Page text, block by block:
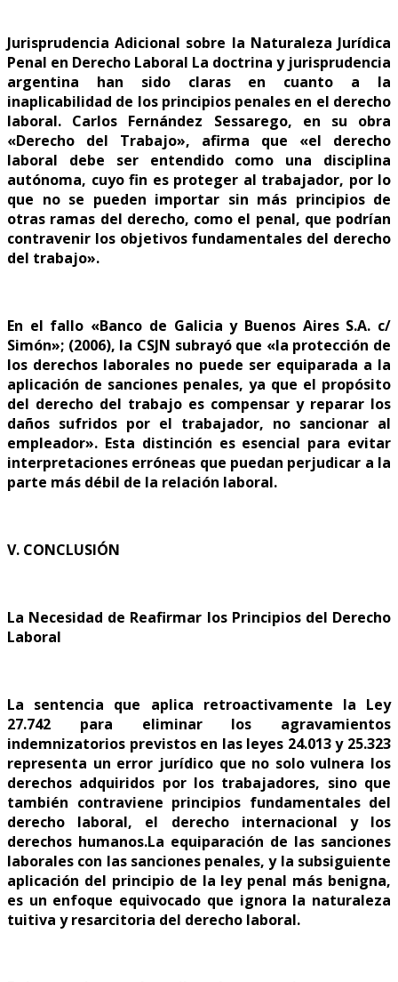
Jurisprudencia Adicional sobre la Naturaleza Jurídica
Penal en Derecho Laboral La doctrina y jurisprudencia
argentina han sido claras en cuanto a la
inaplicabilidad de los principios penales en el derecho
laboral. Carlos Fernández Sessarego, en su obra
«Derecho del Trabajo», afirma que «el derecho
laboral debe ser entendido como una disciplina
autónoma, cuyo fin es proteger al trabajador, por lo
que no se pueden importar sin más principios de
otras ramas del derecho, como el penal, que podrían
contravenir los objetivos fundamentales del derecho
del trabajo».
En el fallo «Banco de Galicia y Buenos Aires S.A. c/
Simón»; (2006), la CSJN subrayó que «la protección de
los derechos laborales no puede ser equiparada a la
aplicación de sanciones penales, ya que el propósito
del derecho del trabajo es compensar y reparar los
daños sufridos por el trabajador, no sancionar al
empleador». Esta distinción es esencial para evitar
interpretaciones erróneas que puedan perjudicar a la
parte más débil de la relación laboral.
V. CONCLUSIÓN
La Necesidad de Reafirmar los Principios del Derecho
Laboral
La sentencia que aplica retroactivamente la Ley
27.742 para eliminar los agravamientos
indemnizatorios previstos en las leyes 24.013 y 25.323
representa un error jurídico que no solo vulnera los
derechos adquiridos por los trabajadores, sino que
también contraviene principios fundamentales del
derecho laboral, el derecho internacional y los
derechos humanos.La equiparación de las sanciones
laborales con las sanciones penales, y la subsiguiente
aplicación del principio de la ley penal más benigna,
es un enfoque equivocado que ignora la naturaleza
tuitiva y resarcitoria del derecho laboral.